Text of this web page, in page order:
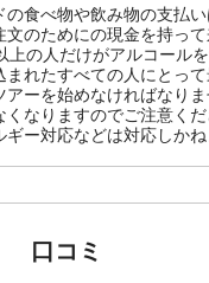
の食べ物や飲み物の支払
文のためにの現金を持っ
上の人だけがアルコール
まれたすべての人にとっ
アーを始めなければなり
くなりますのでご注意く
ギー対応などは対応しかね
口コミ